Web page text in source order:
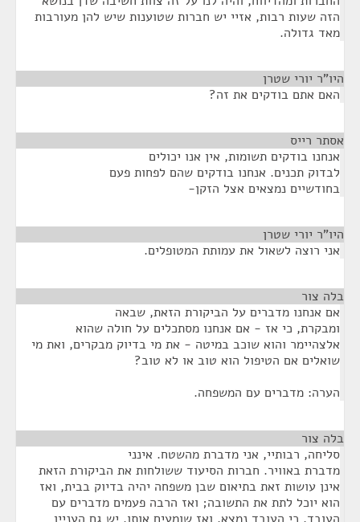
הזה שעות רבות, אזיי יש חברות שטוענות שיש להן מעורבות
מאד גדולה.
היו"ר יורי שטרן
האם אתם בודקים את זה?
אסתר רייס
אנחנו בודקים תשומות, אין אנו יכולים
לבדוק תכנים. אנחנו בודקים שהם לפחות פעם
בחודשיים נמצאים אצל הזקן-
היו"ר יורי שטרן
אני רוצה לשאול את עמותת המטופלים.
בלה צור
אם אנחנו מדברים על הביקורת הזאת, שבאה
ומבקרת, כי אז - אם אנחנו מסתכלים על חולה שהוא
אלצהיימר והוא שוכב במיטה - את מי בדיוק מבקרים, ואת מי
שואלים אם הטיפול הוא טוב או לא טוב?
הערה: מדברים עם המשפחה.
בלה צור
סליחה, רבותיי, אני מדברת מהשטח. אינני
מדברת באוויר. חברות הסיעוד ששולחות את הביקורת הזאת
אינן עושות זאת בתיאום שבן משפחה יהיה בדיוק בבית, ואז
הוא יוכל לתת את התשובה; ואז הרבה פעמים מדברים עם